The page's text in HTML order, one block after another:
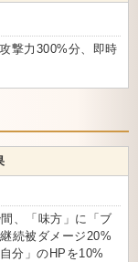
撃力300%分、即時
、「味方」に「ブ
続被ダメージ20%
分」のHPを10%